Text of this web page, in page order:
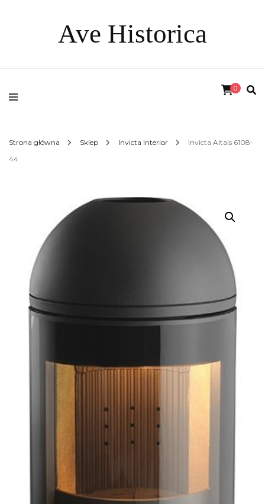
Ave Historica
0
Strona główna Sklep Invicta Interior
Invicta Altais 6108-
44